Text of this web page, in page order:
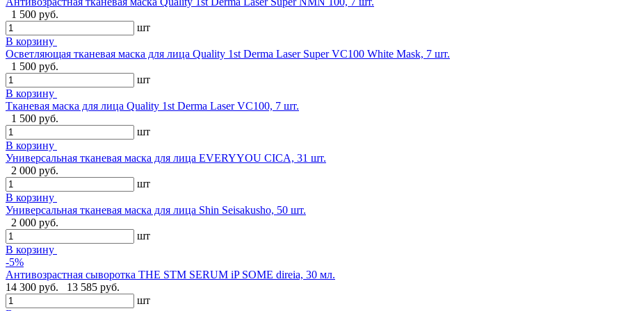
1 500 руб.
шт
В корзину
Осветляющая тканевая маска для лица Quality 1st Derma Laser Super VC100 White Mask, 7 шт.
1 500 руб.
шт
В корзину
Тканевая маска для лица Quality 1st Derma Laser VC100, 7 шт.
1 500 руб.
шт
В корзину
Универсальная тканевая маска для лица EVERYYOU CICA, 31 шт.
2 000 руб.
шт
В корзину
Универсальная тканевая маска для лица Shin Seisakusho, 50 шт.
2 000 руб.
шт
В корзину
-5%
Антивозрастная сыворотка THE STM SERUM iP SOME direia, 30 мл.
14 300 руб.
13 585 руб.
шт